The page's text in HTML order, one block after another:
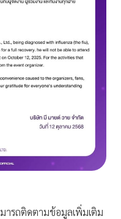
ารถติดตามข้อมูลเพิ่มเติม